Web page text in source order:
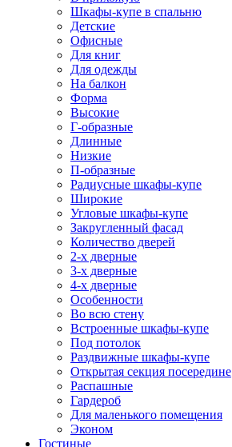
Шкафы-купе в спальню
Детские
Офисные
Для книг
Для одежды
На балкон
Форма
Высокие
Г-образные
Длинные
Низкие
П-образные
Радиусные шкафы-купе
Широкие
Угловые шкафы-купе
Закругленный фасад
Количество дверей
2-х дверные
3-х дверные
4-х дверные
Особенности
Во всю стену
Встроенные шкафы-купе
Под потолок
Раздвижные шкафы-купе
Открытая секция посередине
Распашные
Гардероб
Для маленького помещения
Эконом
Гостиные